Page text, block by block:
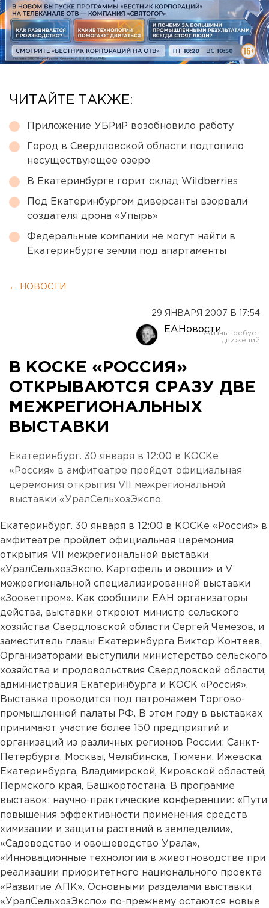
ЧИТАЙТЕ ТАКЖЕ:
Приложение УБРиР возобновило работу
Город в Свердловской области подтопило
несуществующее озеро
В Екатеринбурге горит склад Wildberries
Под Екатеринбургом диверсанты взорвали
создателя дрона «Упырь»
Федеральные компании не могут найти в
Екатеринбурге земли под апартаменты
← НОВОСТИ
29 ЯНВАРЯ 2007 В 17:54
ЕАНовости
В КОСКЕ «РОССИЯ»
ОТКРЫВАЮТСЯ СРАЗУ ДВЕ
МЕЖРЕГИОНАЛЬНЫХ
ВЫСТАВКИ
Екатеринбург. 30 января в 12:00 в КОСКе
«Россия» в амфитеатре пройдет официальная
церемония открытия VII межрегиональной
выставки «УралСельхозЭкспо.
Екатеринбург. 30 января в 12:00 в КОСКе «Россия» в
амфитеатре пройдет официальная церемония
открытия VII межрегиональной выставки
«УралСельхозЭкспо. Картофель и овощи» и V
межрегиональной специализированной выставки
«Зооветпром». Как сообщили ЕАН организаторы
действа, выставки откроют министр сельского
хозяйства Свердловской области Сергей Чемезов, и
заместитель главы Екатеринбурга Виктор Контеев.
Организаторами выступили министерство сельского
хозяйства и продовольствия Свердловской области,
администрация Екатеринбурга и КОСК «Россия».
Выставка проводится под патронажем Торгово-
промышленной палаты РФ. В этом году в выставках
принимают участие более 150 предприятий и
организаций из различных регионов России: Санкт-
Петербурга, Москвы, Челябинска, Тюмени, Ижевска,
Екатеринбурга, Владимирской, Кировской областей,
Пермского края, Башкортостана. В программе
выставок: научно-практические конференции: «Пути
повышения эффективности применения средств
химизации и защиты растений в земледелии»,
«Садоводство и овощеводство Урала»,
«Инновационные технологии в животноводстве при
реализации приоритетного национального проекта
«Развитие АПК». Основными разделами выставки
«УралСельхозЭкспо» по-прежнему остаются новые